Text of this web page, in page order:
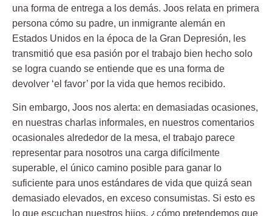
una forma de entrega a los demás. Joos relata en primera
persona cómo su padre, un inmigrante alemán en
Estados Unidos en la época de la Gran Depresión, les
transmitió que esa pasión por el trabajo bien hecho solo
se logra cuando se entiende que es una forma de
devolver ‘el favor’ por la vida que hemos recibido.
Sin embargo, Joos nos alerta: en demasiadas ocasiones,
en nuestras charlas informales, en nuestros comentarios
ocasionales alrededor de la mesa, el trabajo parece
representar para nosotros una carga difícilmente
superable, el único camino posible para ganar lo
suficiente para unos estándares de vida que quizá sean
demasiado elevados, en exceso consumistas. Si esto es
lo que escuchan nuestros hijos, ¿cómo pretendemos que